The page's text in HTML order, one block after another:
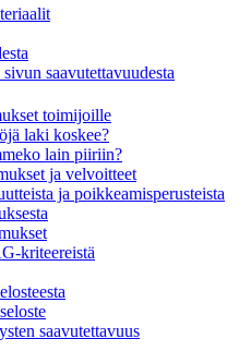
saavutettavuudesta
toimijoille
laki koskee?
lain piiriin?
ja velvoitteet
ja poikkeamisperusteista
kriteereistä
saavutettavuus